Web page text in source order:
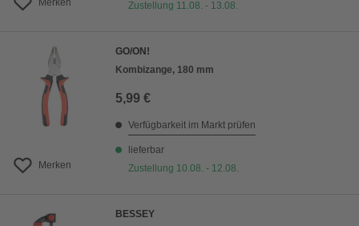
Merken
Zustellung 11.08. - 13.08.
Merken
GO/ON!
Kombizange, 180 mm
5,99 €
Verfügbarkeit im Markt prüfen
lieferbar
Zustellung 10.08. - 12.08.
BESSEY